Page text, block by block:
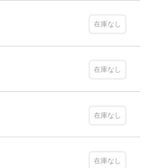
在庫なし
在庫なし
在庫なし
在庫なし